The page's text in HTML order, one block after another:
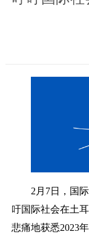
2 月 7日，国
吁国际社会在土
悲痛地获悉2023年